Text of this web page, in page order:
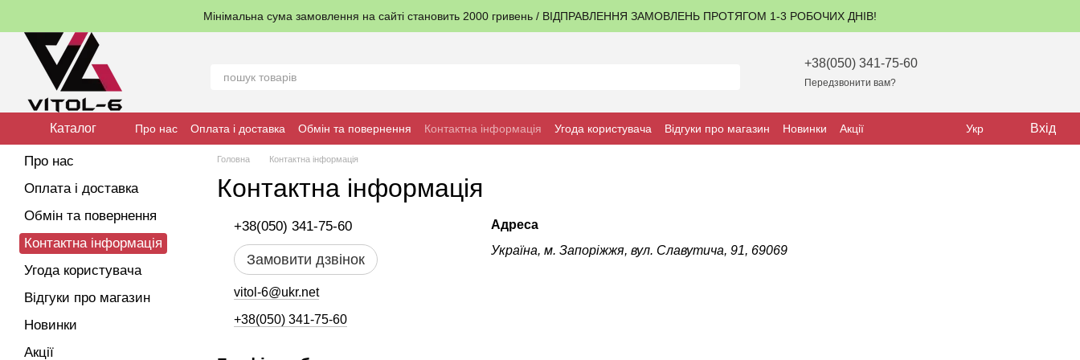
Мінімальна сума замовлення на сайті становить 2000 гривень / ВІДПРАВЛЕННЯ ЗАМОВЛЕНЬ ПРОТЯГОМ 1-3 РОБОЧИХ ДНІВ!
+38(050) 341-75-60
Передзвонити вам?
Каталог Про нас Оплата і доставка Обмін та повернення Контактна інформація Угода користувача Відгуки про магазин Новинки Акції Укр Вхід
Головна Контактна інформація
Контактна інформація
+38(050) 341-75-60
Замовити дзвінок
vitol-6@ukr.net
+38(050) 341-75-60
Адреса
Україна, м. Запоріжжя, вул. Славутича, 91, 69069
Про нас
Оплата і доставка
Обмін та повернення
Контактна інформація
Угода користувача
Відгуки про магазин
Новинки
Акції